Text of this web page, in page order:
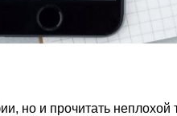
но и прочитать неплохой